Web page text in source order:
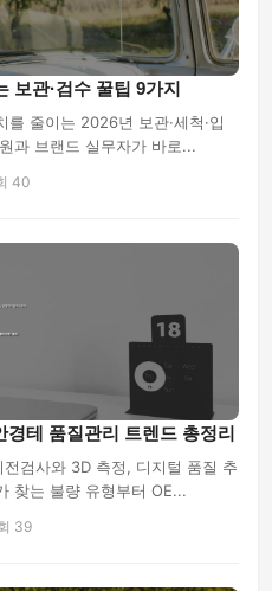
보관·검수 꿀팁 9가지
줄이는 2026년 보관·세척·입
과 브랜드 실무자가 바로...
40
테 품질관리 트렌드 총정리
검사와 3D 측정, 디지털 품질 추
찾는 불량 유형부터 OE...
39